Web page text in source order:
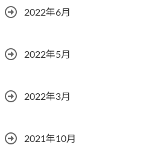
2022年6月
2022年5月
2022年3月
2021年10月